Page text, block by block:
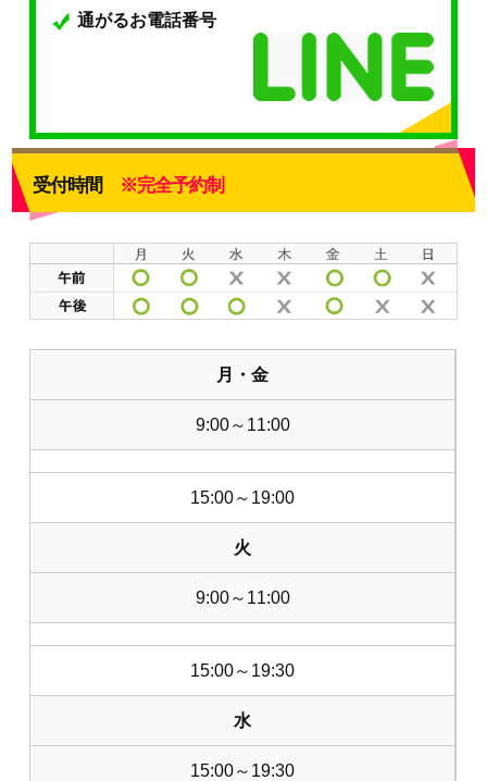
通がるお電話番号
受付時間 ※完全予約制
月・金
9:00～11:00
15:00～19:00
火
9:00～11:00
15:00～19:30
水
15:00～19:30